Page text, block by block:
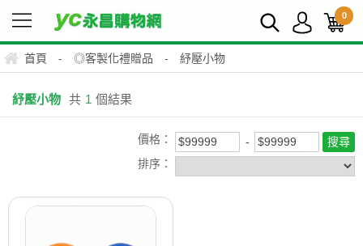
0
首頁 - ◎客製化禮贈品 - 紓壓小物
紓壓小物 共 1 個結果
價格：
排序：